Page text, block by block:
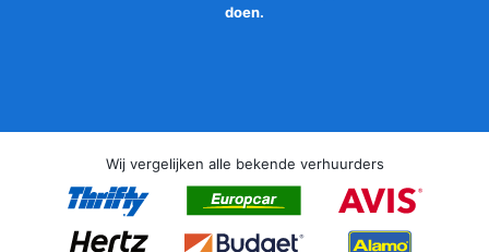
doen.
Wij vergelijken alle bekende verhuurders